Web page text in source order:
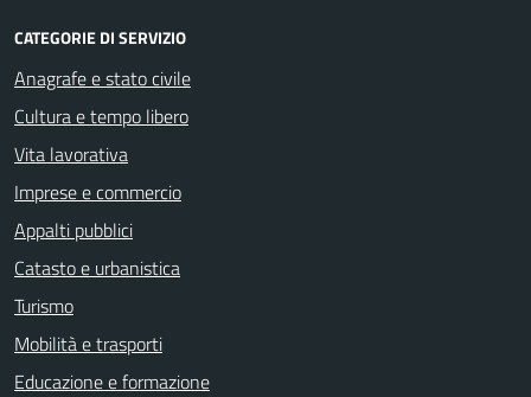
CATEGORIE DI SERVIZIO
Anagrafe e stato civile
Cultura e tempo libero
Vita lavorativa
Imprese e commercio
Appalti pubblici
Catasto e urbanistica
Turismo
Mobilità e trasporti
Educazione e formazione